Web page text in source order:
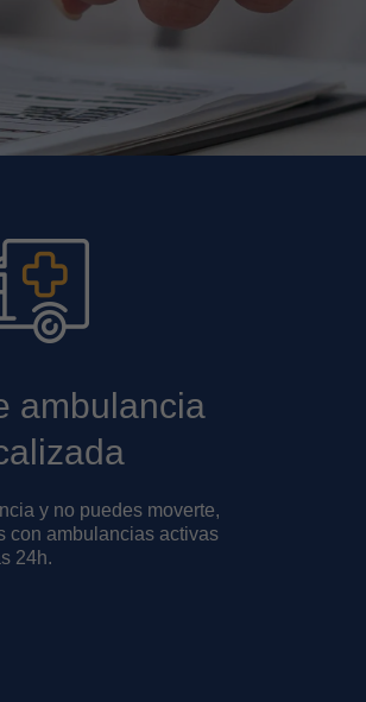
ambulancia
y no puedes moverte,
con ambulancias activas
24h.